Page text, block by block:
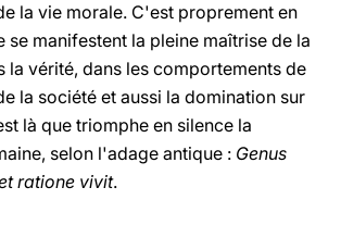
la vie morale. C'est proprement en
se manifestent la pleine maîtrise de la
la vérité, dans les comportements de
la société et aussi la domination sur
là que triomphe en silence la
selon l'adage antique : Genus
ratione vivit.